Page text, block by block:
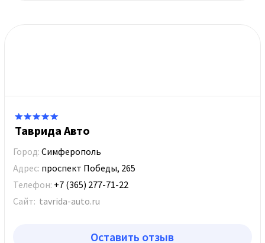
Таврида Авто
Город: Симферополь
Адрес: проспект Победы, 265
Телефон: +7 (365) 277-71-22
Сайт: tavrida-auto.ru
Оставить отзыв